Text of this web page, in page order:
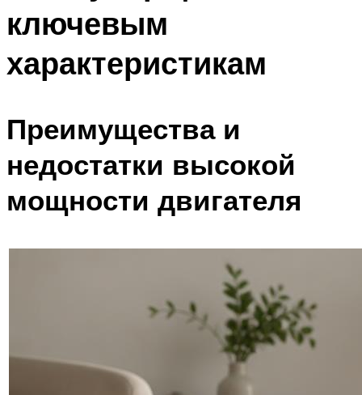
ключевым
характеристикам
Преимущества и
недостатки высокой
мощности двигателя